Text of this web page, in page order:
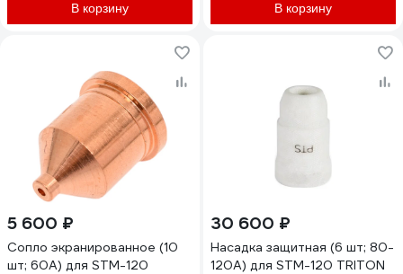
В корзину В корзину
5 600 ₽
Сопло экранированное (10
шт; 60А) для STM-120
30 600 ₽
Насадка защитная (6 шт; 80-
120А) для STM-120 TRITON